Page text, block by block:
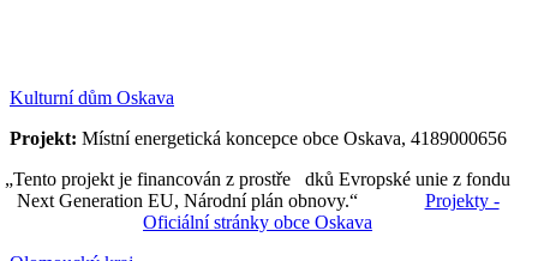
Kulturní dům Oskava
Projekt: Místní energetická koncepce obce Oskava, 4189000656
„Tento projekt je financován z prostře dků Evropské unie z fondu
Next Generation EU, Národní plán obnovy.“ Projekty -
Oficiální stránky obce Oskava